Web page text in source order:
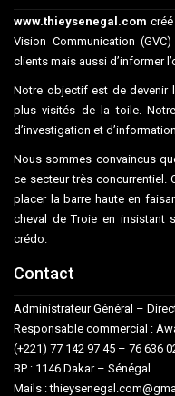
www.thieysenegal.com
Vision Communication
clients mais aussi d’informer
Notre objectif est de devenir
plus visités de la toile.
d’investigation et
Nous sommes convaincus
ce secteur très concurrentiel.
placer la barre haute en
cheval de Troie en insistant
crédo.
Contact
Administrateur Général –
Responsable commercial :
(+221) 77 142 97 45 – 76 636
BP : 1146 Dakar – Sénégal
Mails :